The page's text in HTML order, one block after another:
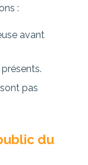
:
avant
pas
du